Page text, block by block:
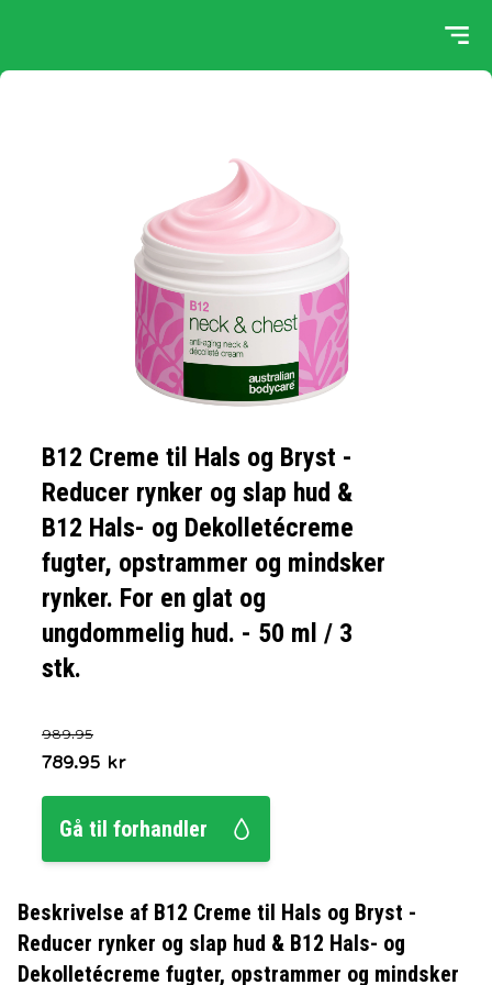
B12 Creme til Hals og Bryst -
Reducer rynker og slap hud &
B12 Hals- og Dekolletécreme
fugter, opstrammer og mindsker
rynker. For en glat og
ungdommelig hud. - 50 ml / 3
stk.
989.95
789.95 kr
Gå til forhandler
Beskrivelse af B12 Creme til Hals og Bryst -
Reducer rynker og slap hud & B12 Hals- og
Dekolletécreme fugter, opstrammer og mindsker